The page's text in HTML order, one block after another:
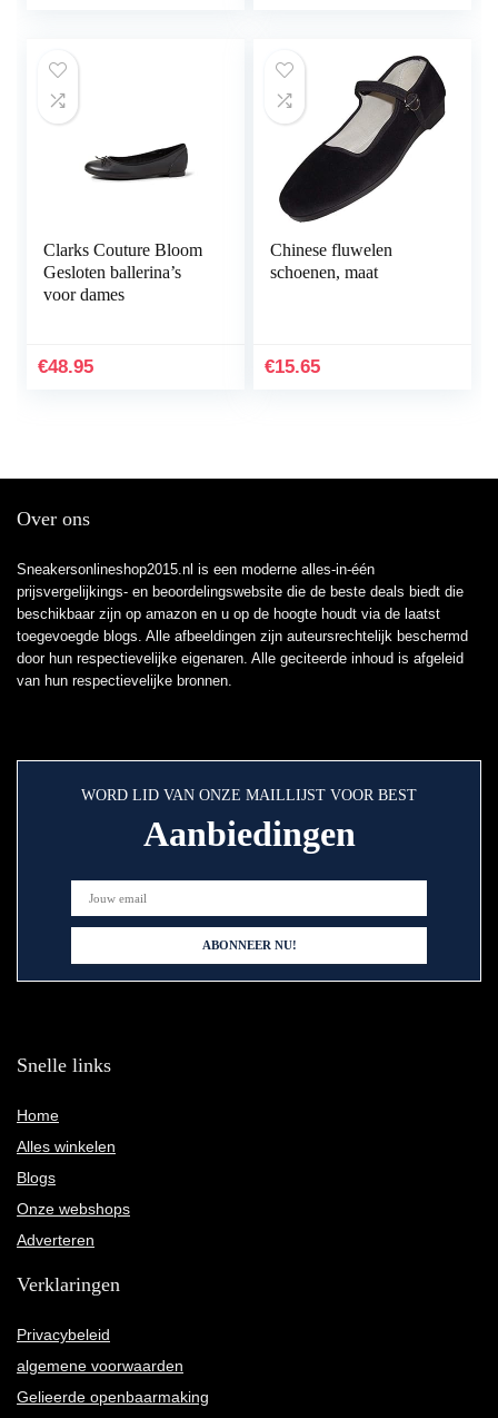
Clarks Couture Bloom
Gesloten ballerina’s
voor dames
€48.95
Chinese fluwelen
schoenen, maat
€15.65
Over ons
Sneakersonlineshop2015.nl is een moderne alles-in-één
prijsvergelijkings- en beoordelingswebsite die de beste deals biedt die
beschikbaar zijn op amazon en u op de hoogte houdt via de laatst
toegevoegde blogs. Alle afbeeldingen zijn auteursrechtelijk beschermd
door hun respectievelijke eigenaren. Alle geciteerde inhoud is afgeleid
van hun respectievelijke bronnen.
WORD LID VAN ONZE MAILLIJST VOOR BEST
Aanbiedingen
Snelle links
Home
Alles winkelen
Blogs
Onze webshops
Adverteren
Verklaringen
Privacybeleid
algemene voorwaarden
Gelieerde openbaarmaking